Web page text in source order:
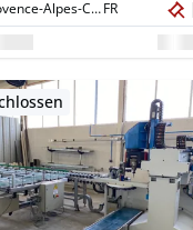
2800
Provence-Alpes-Côte d'Azur,FR